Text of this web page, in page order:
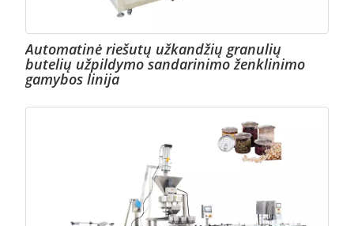
Automatinė riešutų užkandžių granulių
butelių užpildymo sandarinimo ženklinimo
gamybos linija